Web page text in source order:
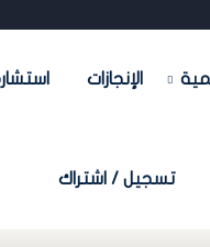
المجانية😇
الإنجازات
تسجيل / اشتراك